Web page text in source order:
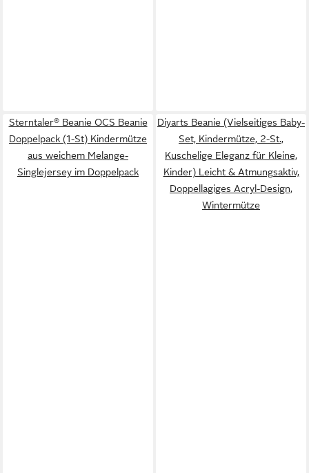
Sterntaler® Beanie OCS Beanie
Doppelpack (1-St) Kindermütze
aus weichem Melange-
Singlejersey im Doppelpack
Diyarts Beanie (Vielseitiges Baby-
Set, Kindermütze, 2-St.,
Kuschelige Eleganz für Kleine,
Kinder) Leicht & Atmungsaktiv,
Doppellagiges Acryl-Design,
Wintermütze